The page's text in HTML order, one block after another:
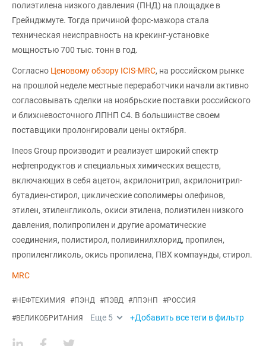
полиэтилена низкого давления (ПНД) на площадке в
Грейнджмуте. Тогда причиной форс-мажора стала
техническая неисправность на крекинг-установке
мощностью 700 тыс. тонн в год.
Согласно Ценовому обзору ICIS-MRC, на российском рынке
на прошлой неделе местные переработчики начали активно
согласовывать сделки на ноябрьские поставки российского
и ближневосточного ЛПНП С4. В большинстве своем
поставщики пролонгировали цены октября.
Ineos Group производит и реализует широкий спектр
нефтепродуктов и специальных химических веществ,
включающих в себя ацетон, акрилонитрил, акрилонитрил-
бутадиен-стирол, циклические сополимеры олефинов,
этилен, этиленгликоль, окиси этилена, полиэтилен низкого
давления, полипропилен и другие ароматические
соединения, полистирол, поливинилхлорид, пропилен,
пропиленгликоль, окись пропилена, ПВХ компаунды, стирол.
MRC
#НЕФТЕХИМИЯ #ПЭНД #ПЭВД #ЛПЭНП #РОССИЯ
#ВЕЛИКОБРИТАНИЯ Еще 5 +Добавить все теги в фильтр